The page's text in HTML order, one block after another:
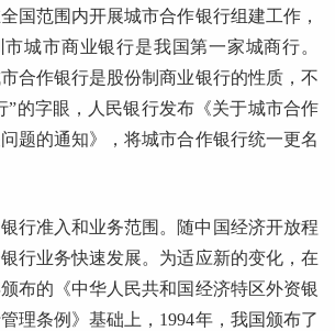
国范围内开展城市合作银行组建工作，
市城市商业银行是我国第一家城商行。
合作银行是股份制商业银行的性质，不
”的字眼，人民银行发布《关于城市合作
题的通知》，将城市合作银行统一更名
行准入和业务范围。随中国经济开放程
行业务快速发展。为适应新的变化，在
布的《中华人民共和国经济特区外资银
理条例》基础上，1994年，我国颁布了